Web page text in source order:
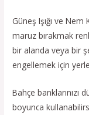
Güneş Işığı ve Nem
maruz bırakmak
bir alanda veya bir
engellemek için
Bahçe banklarınızı
boyunca